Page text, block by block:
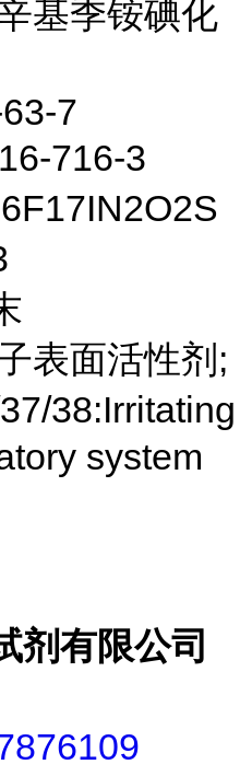
基季铵碘化
7
716-3
表面活性剂;
38:Irritating
system
剂有限公司